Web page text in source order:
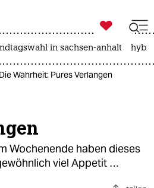
zahl ich
ich

taz zahl ich
in sachsen-anhalt
Die Wahrheit: Pures Verlangen
Wochenende haben dieses
viel Appetit …